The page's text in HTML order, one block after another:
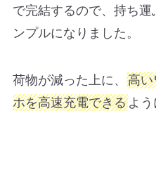
で完結するので、持ち
ンプルになりました。
荷物が減った上に、 高い
ホを高速充電できるよう